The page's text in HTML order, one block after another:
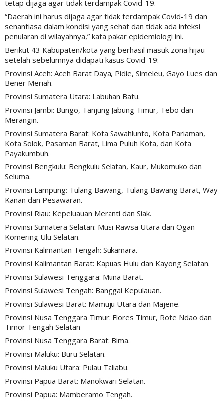
tetap dijaga agar tidak terdampak Covid-19.
“Daerah ini harus dijaga agar tidak terdampak Covid-19 dan
senantiasa dalam kondisi yang sehat dan tidak ada infeksi
penularan di wilayahnya,” kata pakar epidemiologi ini.
Berikut 43 Kabupaten/kota yang berhasil masuk zona hijau
setelah sebelumnya didapati kasus Covid-19:
Provinsi Aceh: Aceh Barat Daya, Pidie, Simeleu, Gayo Lues dan
Bener Meriah.
Provinsi Sumatera Utara: Labuhan Batu.
Provinsi Jambi: Bungo, Tanjung Jabung Timur, Tebo dan
Merangin.
Provinsi Sumatera Barat: Kota Sawahlunto, Kota Pariaman,
Kota Solok, Pasaman Barat, Lima Puluh Kota, dan Kota
Payakumbuh.
Provinsi Bengkulu: Bengkulu Selatan, Kaur, Mukomuko dan
Seluma.
Provinsi Lampung: Tulang Bawang, Tulang Bawang Barat, Way
Kanan dan Pesawaran.
Provinsi Riau: Kepeluauan Meranti dan Siak.
Provinsi Sumatera Selatan: Musi Rawsa Utara dan Ogan
Komering Ulu Selatan.
Provinsi Kalimantan Tengah: Sukamara.
Provinsi Kalimantan Barat: Kapuas Hulu dan Kayong Selatan.
Provinsi Sulawesi Tenggara: Muna Barat.
Provinsi Sulawesi Tengah: Banggai Kepulauan.
Provinsi Sulawesi Barat: Mamuju Utara dan Majene.
Provinsi Nusa Tenggara Timur: Flores Timur, Rote Ndao dan
Timor Tengah Selatan
Provinsi Nusa Tenggara Barat: Bima.
Provinsi Maluku: Buru Selatan.
Provinsi Maluku Utara: Pulau Taliabu.
Provinsi Papua Barat: Manokwari Selatan.
Provinsi Papua: Mamberamo Tengah.